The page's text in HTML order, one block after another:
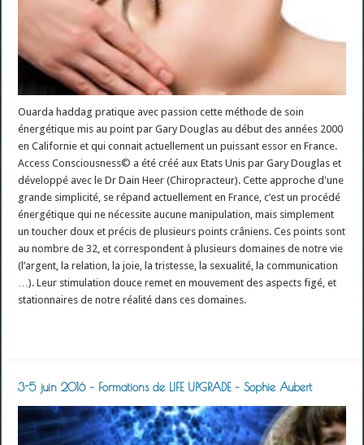
Ouarda haddag pratique avec passion cette méthode de soin
énergétique mis au point par Gary Douglas au début des années 2000
en Californie et qui connait actuellement un puissant essor en France.
Access Consciousness© a été créé aux Etats Unis par Gary Douglas et
développé avec le Dr Dain Heer (Chiropracteur). Cette approche d'une
grande simplicité, se répand actuellement en France, c’est un procédé
énergétique qui ne nécessite aucune manipulation, mais simplement
un toucher doux et précis de plusieurs points crâniens. Ces points sont
au nombre de 32, et correspondent à plusieurs domaines de notre vie
(l’argent, la relation, la joie, la tristesse, la sexualité, la communication
…). Leur stimulation douce remet en mouvement des aspects figé, et
stationnaires de notre réalité dans ces domaines.
3-5 juin 2016 – Formations de LIFE UPGRADE – Sophie Aubert